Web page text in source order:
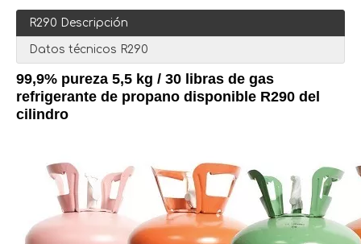
R290 Descripción
Datos técnicos R290
99,9% pureza 5,5 kg / 30 libras de gas
refrigerante de propano disponible R290 del
cilindro